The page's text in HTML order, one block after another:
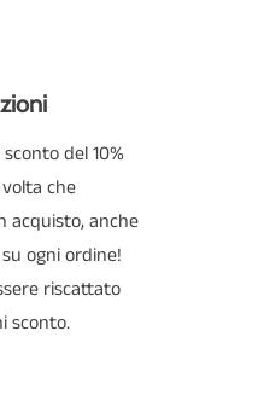
del 10%
che
anche
ogni ordine!
riscattato
sconto.